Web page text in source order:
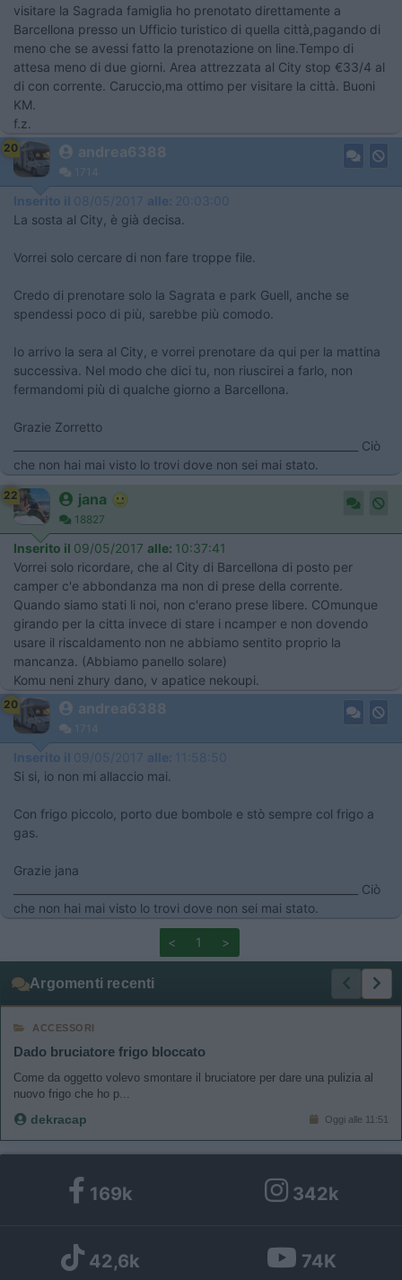
visitare la Sagrada famiglia ho prenotato direttamente a
Barcellona presso un Ufficio turistico di quella città,pagando di
meno che se avessi fatto la prenotazione on line.Tempo di
attesa meno di due giorni. Area attrezzata al City stop €33/4 al
di con corrente. Caruccio,ma ottimo per visitare la città. Buoni
KM.
f.z.
20 andrea6388
1714
Inserito il 08/05/2017 alle: 20:03:00
La sosta al City, è già decisa.
Vorrei solo cercare di non fare troppe file.
Credo di prenotare solo la Sagrata e park Guell, anche se
spendessi poco di più, sarebbe più comodo.
Io arrivo la sera al City, e vorrei prenotare da qui per la mattina
successiva. Nel modo che dici tu, non riuscirei a farlo, non
fermandomi più di qualche giorno a Barcellona.
Grazie Zorretto
________________________________________________________________ Ciò
che non hai mai visto lo trovi dove non sei mai stato.
22 jana
18827
Inserito il 09/05/2017 alle: 10:37:41
Vorrei solo ricordare, che al City di Barcellona di posto per
camper c'e abbondanza ma non di prese della corrente.
Quando siamo stati li noi, non c'erano prese libere. COmunque
girando per la citta invece di stare i ncamper e non dovendo
usare il riscaldamento non ne abbiamo sentito proprio la
mancanza. (Abbiamo panello solare)
Komu neni zhury dano, v apatice nekoupi.
20 andrea6388
1714
Inserito il 09/05/2017 alle: 11:58:50
Si si, io non mi allaccio mai.
Con frigo piccolo, porto due bombole e stò sempre col frigo a
gas.
Grazie jana
________________________________________________________________ Ciò
che non hai mai visto lo trovi dove non sei mai stato.
< 1 >
Argomenti recenti
ACCESSORI
Dado bruciatore frigo bloccato
Come da oggetto volevo smontare il bruciatore per dare una pulizia al
nuovo frigo che ho p...
dekracap Oggi alle 11:51
169k 342k
42,6k 74K